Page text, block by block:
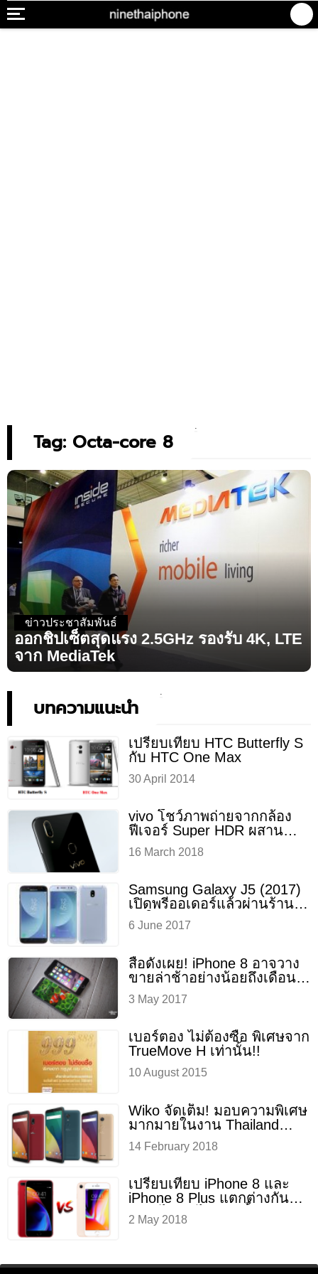
Tag: Octa-core 8
ข่าวประชาสัมพันธ์
ออกชิปเซ็ตสุดแรง 2.5GHz รองรับ 4K, LTE
จาก MediaTek
บทความแนะนำ
เปรียบเทียบ HTC Butterfly S
กับ HTC One Max
30 April 2014
vivo โชว์ภาพถ่ายจากกล้อง
ฟีเจอร์ Super HDR ผสาน
ระบบ AI คมชัดสวยงาม
สมจริง
16 March 2018
Samsung Galaxy J5 (2017)
เปิดพรีออเดอร์แล้วผ่านร้าน
ค้าในเยอรมนี
6 June 2017
สื่อดังเผย! iPhone 8 อาจวาง
ขายล่าช้าอย่างน้อยถึงเดือน
พฤศจิกายน
3 May 2017
เบอร์ตอง ไม่ต้องซื้อ พิเศษจาก
TrueMove H เท่านั้น!!
10 August 2015
Wiko จัดเต็ม! มอบความพิเศษ
มากมายในงาน Thailand
Mobile Expo 2018
14 February 2018
เปรียบเทียบ iPhone 8 และ
iPhone 8 Plus แตกต่างกัน
อย่างไร รุ่นไหนน่าซื้อ มาดู
กัน!
2 May 2018